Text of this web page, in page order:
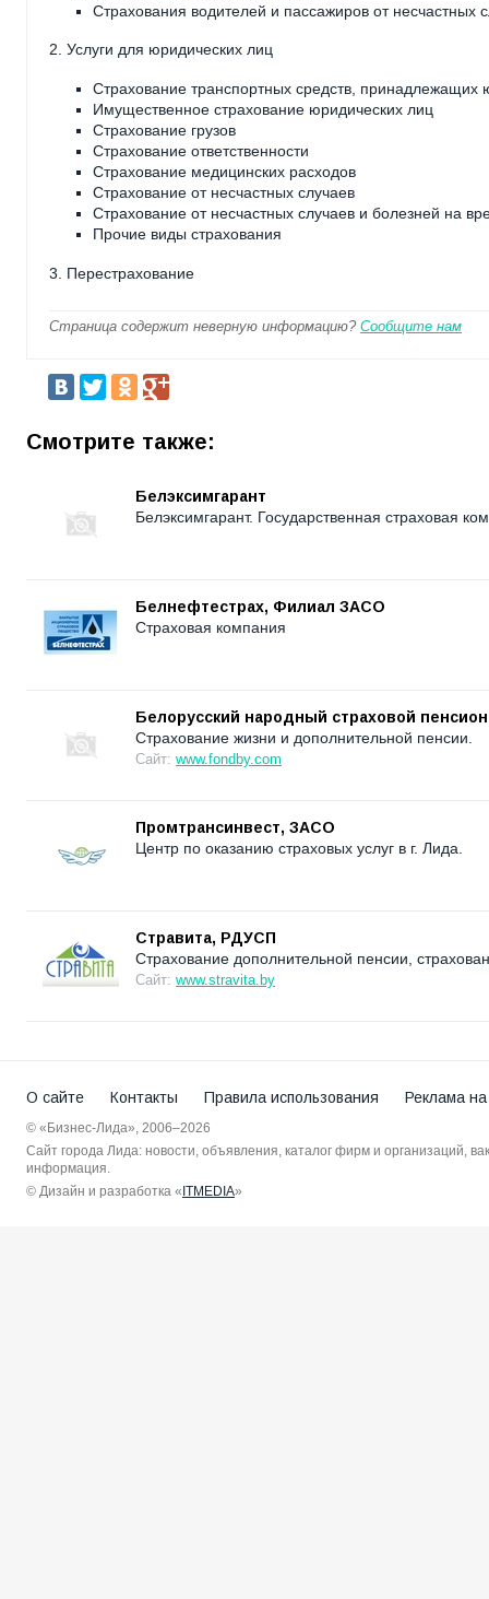
Страхования водителей и пассажиров от несчастных
2. Услуги для юридических лиц
Страхование транспортных средств, принадлежащих
Имущественное страхование юридических лиц
Страхование грузов
Страхование ответственности
Страхование медицинских расходов
Страхование от несчастных случаев
Страхование от несчастных случаев и болезней на
Прочие виды страхования
3. Перестрахование
Страница содержит неверную информацию? Сообщите нам
Смотрите также:
Белэксимгарант
Белэксимгарант. Государственная страховая
Белнефтестрах, Филиал ЗАСО
Страховая компания
Белорусский народный страховой
Страхование жизни и дополнительной пенсии.
Сайт: www.fondby.com
Промтрансинвест, ЗАСО
Центр по оказанию страховых услуг в г. Лида.
Стравита, РДУСП
Страхование дополнительной пенсии,
Сайт: www.stravita.by
О сайте Контакты Правила использования Реклама
© «Бизнес-Лида», 2006–2026
Сайт города Лида: новости, объявления, каталог фирм и организаций,
информация.
© Дизайн и разработка « ITMEDIA»